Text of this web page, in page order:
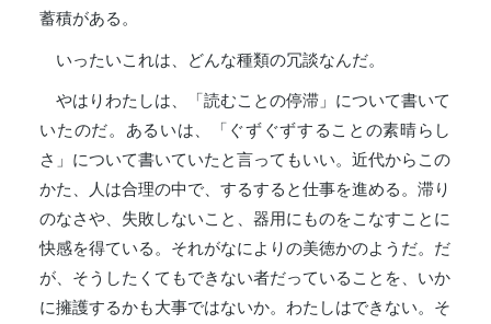
蓄積がある。
いったいこれは、どんな種類の冗談なんだ。
やはりわたしは、「読むことの停滞」について書いて
いたのだ。あるいは、「ぐずぐずすることの素晴らし
さ」について書いていたと言ってもいい。近代からこの
かた、人は合理の中で、するすると仕事を進める。滞り
のなさや、失敗しないこと、器用にものをこなすことに
快感を得ている。それがなによりの美徳かのようだ。だ
が、そうしたくてもできない者だっていることを、いか
に擁護するかも大事ではないか。わたしはできない。そ